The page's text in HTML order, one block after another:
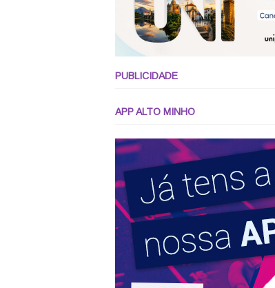
PUBLICIDADE
APP ALTO MINHO